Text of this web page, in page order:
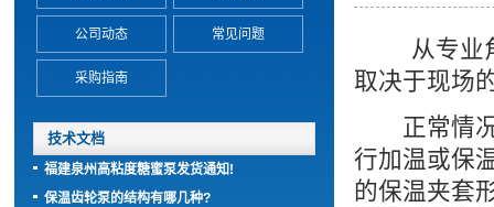
从专业角
取决于现场
正常情况
行加温或保
的保温夹套
公司动态 常见问题
采购指南
技术文档
福建泉州高粘度糖蜜泵发货通知!
保温齿轮泵的结构有哪几种?